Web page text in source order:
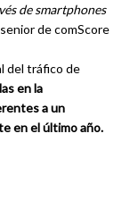
de smartphones
de comScore
del tráfico de
en la
a un
en el último año.